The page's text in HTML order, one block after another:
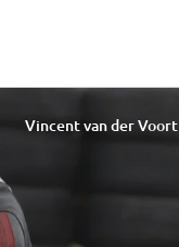
Vincent van der Voort